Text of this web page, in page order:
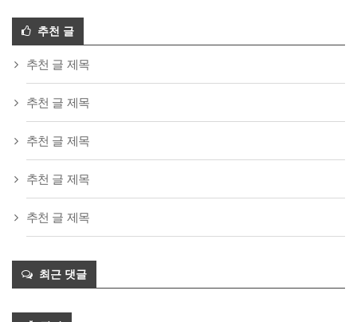
추천 글
추천 글 제목
추천 글 제목
추천 글 제목
추천 글 제목
추천 글 제목
최근 댓글